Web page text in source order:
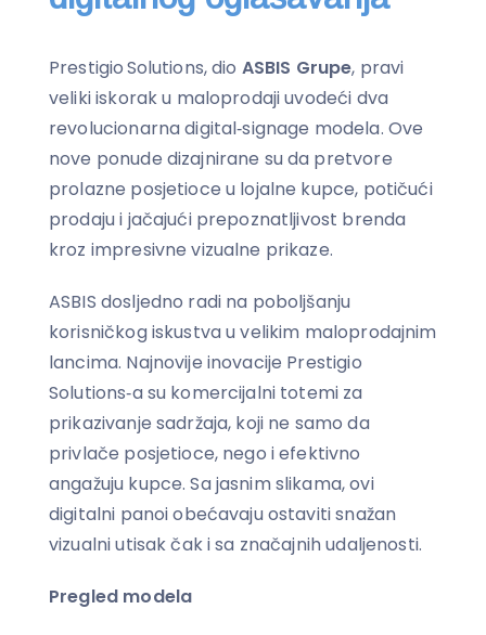
Prestigio Solutions, dio ASBIS Grupe, pravi
veliki iskorak u maloprodaji uvodeći dva
revolucionarna digital‑signage modela. Ove
nove ponude dizajnirane su da pretvore
prolazne posjetioce u lojalne kupce, potičući
prodaju i jačajući prepoznatljivost brenda
kroz impresivne vizualne prikaze.
ASBIS dosljedno radi na poboljšanju
korisničkog iskustva u velikim maloprodajnim
lancima. Najnovije inovacije Prestigio
Solutions‑a su komercijalni totemi za
prikazivanje sadržaja, koji ne samo da
privlače posjetioce, nego i efektivno
angažuju kupce. Sa jasnim slikama, ovi
digitalni panoi obećavaju ostaviti snažan
vizualni utisak čak i sa značajnih udaljenosti.
Pregled modela